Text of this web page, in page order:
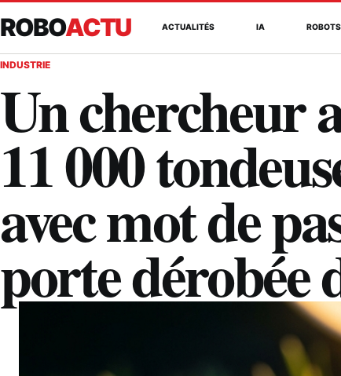
ROBOACTU ACTUALITÉS IA ROBOTS
INDUSTRIE
Un chercheur
11 000
avec mot de
porte dérobée